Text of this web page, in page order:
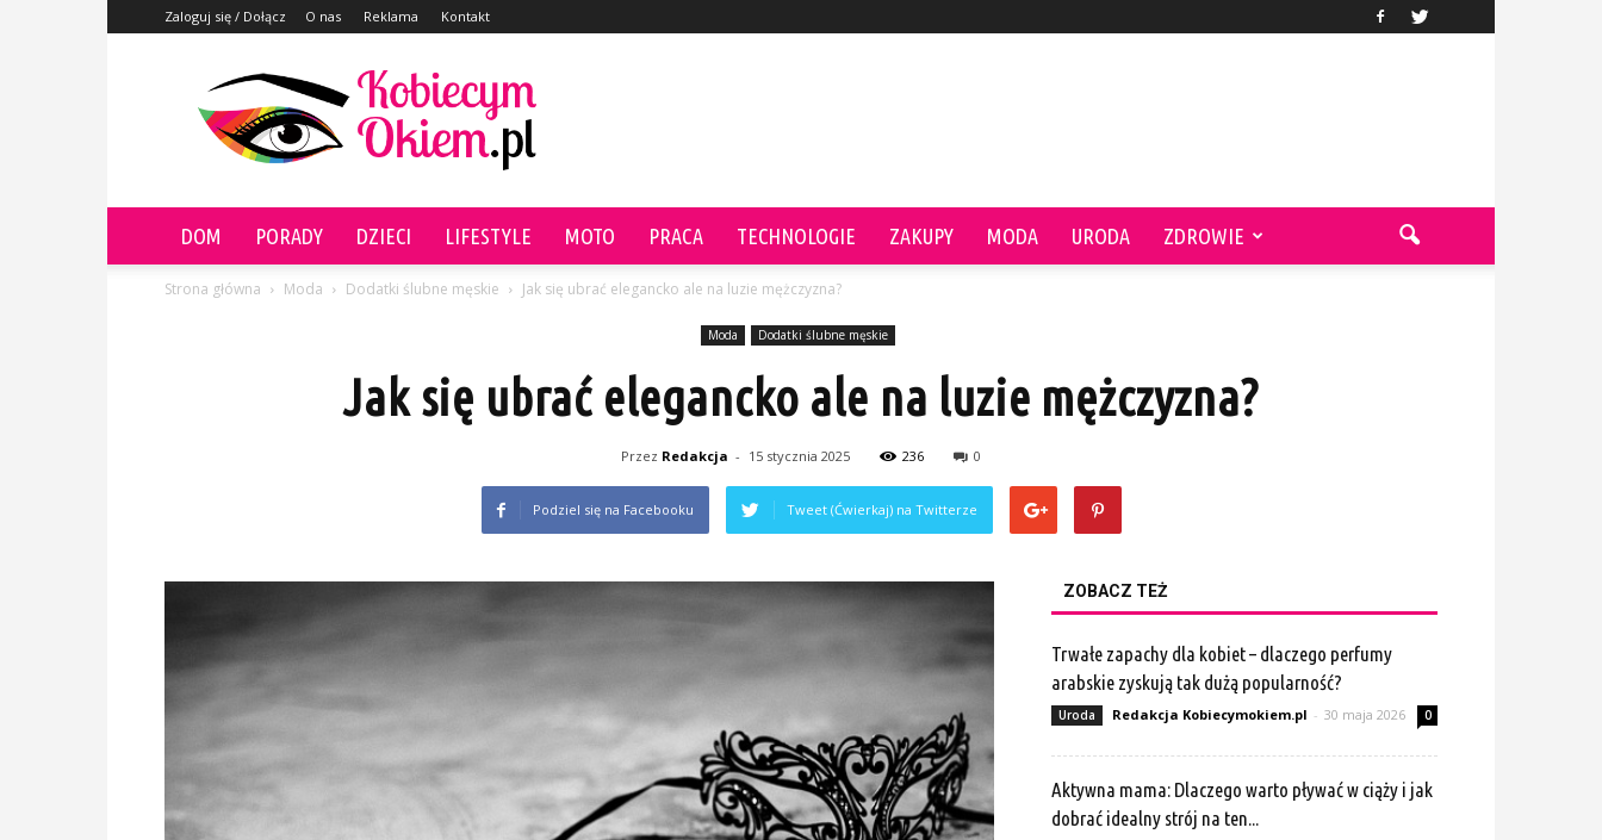
Zaloguj się / Dołącz O nas Reklama Kontakt
KobiecymOkiem.pl
DOM PORADY DZIECI LIFESTYLE MOTO PRACA TECHNOLOGIE ZAKUPY MODA URODA ZDROWIE
Strona główna Moda Dodatki ślubne męskie Jak się ubrać elegancko ale na luzie mężczyzna?
Moda Dodatki ślubne męskie
Jak się ubrać elegancko ale na luzie mężczyzna?
Przez Redakcja - 15 stycznia 2025 236 0
Podziel się na Facebooku Tweet (Ćwierkaj) na Twitterze
ZOBACZ TEŻ
Trwałe zapachy dla kobiet – dlaczego perfumy
arabskie zyskują tak dużą popularność?
Uroda Redakcja Kobiecymokiem.pl - 30 maja 2026 0
Aktywna mama: Dlaczego warto pływać w ciąży i jak
dobrać idealny strój na ten...